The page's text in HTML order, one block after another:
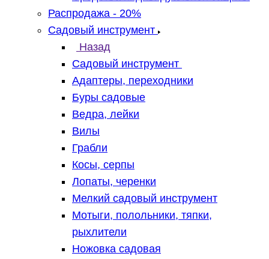
Распродажа - 20%
Садовый инструмент
Назад
Садовый инструмент
Адаптеры, переходники
Буры садовые
Ведра, лейки
Вилы
Грабли
Косы, серпы
Лопаты, черенки
Мелкий садовый инструмент
Мотыги, полольники, тяпки,
рыхлители
Ножовка садовая